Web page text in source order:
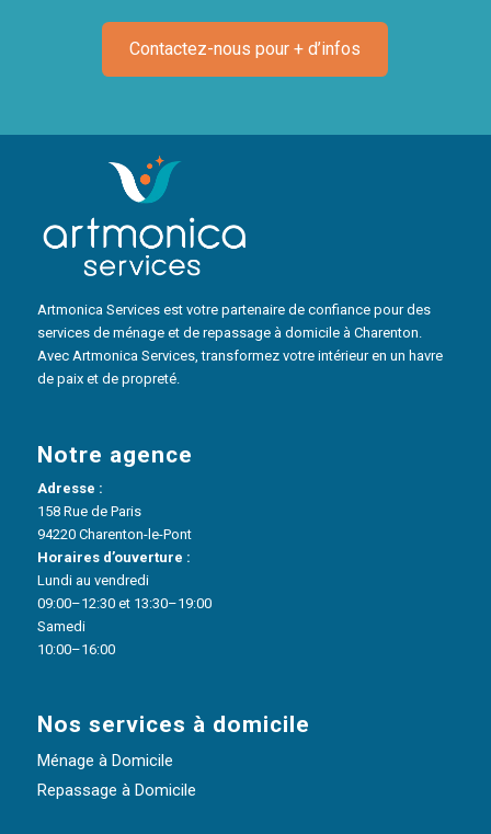
Contactez-nous pour + d’infos
Artmonica Services est votre partenaire de confiance pour des
services de ménage et de repassage à domicile à Charenton.
Avec Artmonica Services, transformez votre intérieur en un havre
de paix et de propreté.
Notre agence
Adresse :
158 Rue de Paris
94220 Charenton-le-Pont
Horaires d’ouverture :
Lundi au vendredi
09:00–12:30 et 13:30–19:00
Samedi
10:00–16:00
Nos services à domicile
Ménage à Domicile
Repassage à Domicile